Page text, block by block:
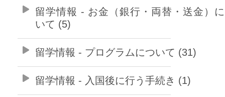
留学情報 - お金（銀行・両替・送金）
いて (5)
留学情報 - プログラムについて (31)
留学情報 - 入国後に行う手続き (1)